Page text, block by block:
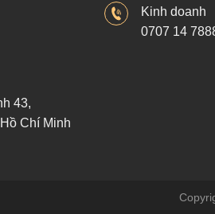
43,
Chí Minh
Kinh doanh
0707 14